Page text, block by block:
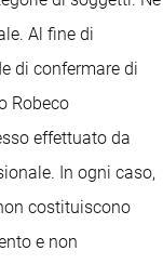
Al fine di
di confermare di
Robeco
effettuato da
In ogni caso,
costituiscono
e non